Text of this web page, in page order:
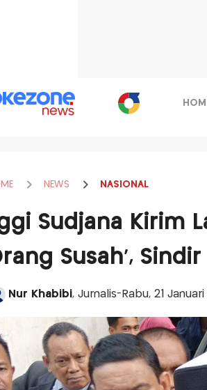
NEWS NASIONAL
Sudjana Kirim
Susah', Sindir
Nur Khabibi, Jurnalis-Rabu, 21